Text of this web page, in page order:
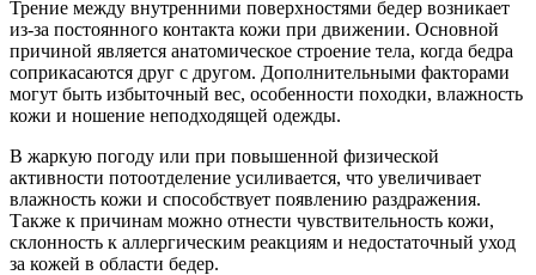
Трение между внутренними поверхностями бедер возникает
из-за постоянного контакта кожи при движении. Основной
причиной является анатомическое строение тела, когда бедра
соприкасаются друг с другом. Дополнительными факторами
могут быть избыточный вес, особенности походки, влажность
кожи и ношение неподходящей одежды.
В жаркую погоду или при повышенной физической
активности потоотделение усиливается, что увеличивает
влажность кожи и способствует появлению раздражения.
Также к причинам можно отнести чувствительность кожи,
склонность к аллергическим реакциям и недостаточный уход
за кожей в области бедер.